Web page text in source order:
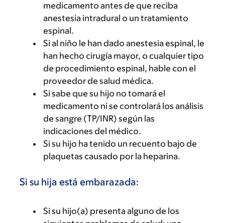
medicamento antes de que reciba
anestesia intradural o un tratamiento
espinal.
Si al niño le han dado anestesia espinal, le
han hecho cirugía mayor, o cualquier tipo
de procedimiento espinal, hable con el
proveedor de salud médica.
Si sabe que su hijo no tomará el
medicamento ni se controlará los análisis
de sangre (TP/INR) según las
indicaciones del médico.
Si su hijo ha tenido un recuento bajo de
plaquetas causado por la heparina.
Si su hija está embarazada:
Si su hijo(a) presenta alguno de los